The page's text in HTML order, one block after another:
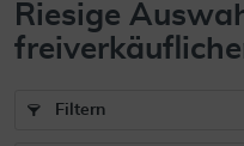
Riesige
Filtern